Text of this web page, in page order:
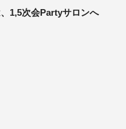
1,5次会Partyサロンへ